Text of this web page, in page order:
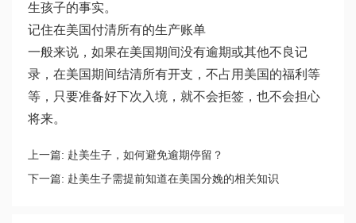
生孩子的事实。
记住在美国付清所有的生产账单
一般来说，如果在美国期间没有逾期或其他不良记
录，在美国期间结清所有开支，不占用美国的福利等
等，只要准备好下次入境，就不会拒签，也不会担心
将来。
上一篇: 赴美生子，如何避免逾期停留？
下一篇: 赴美生子需提前知道在美国分娩的相关知识